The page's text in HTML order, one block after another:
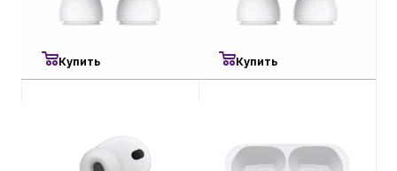
3 Size S 2шт. White
Есть в наличии
Купить
3 Size XS 2шт. White
Есть в наличии
Купить
Правый наушник Apple
Кейс для наушников Apple